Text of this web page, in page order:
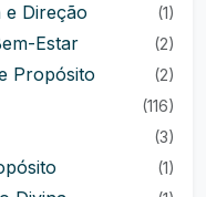
e Direção (1)
Estar (2)
Propósito (2)
(116)
(3)
(1)